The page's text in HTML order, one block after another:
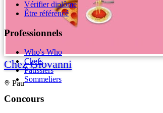
Chez Giovanni
Pau
Vérifier diplôme
Être référencé
Professionnels
Who's Who
Chefs
Pâtissiers
Sommeliers
Concours